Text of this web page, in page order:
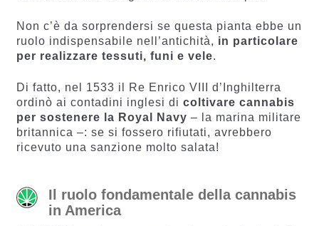
Non c’è da sorprendersi se questa pianta ebbe un
ruolo indispensabile nell’antichità, in particolare
per realizzare tessuti, funi e vele.
Di fatto, nel 1533 il Re Enrico VIII d’Inghilterra
ordinò ai contadini inglesi di coltivare cannabis
per sostenere la Royal Navy – la marina militare
britannica –: se si fossero rifiutati, avrebbero
ricevuto una sanzione molto salata!
Il ruolo fondamentale della cannabis
in America